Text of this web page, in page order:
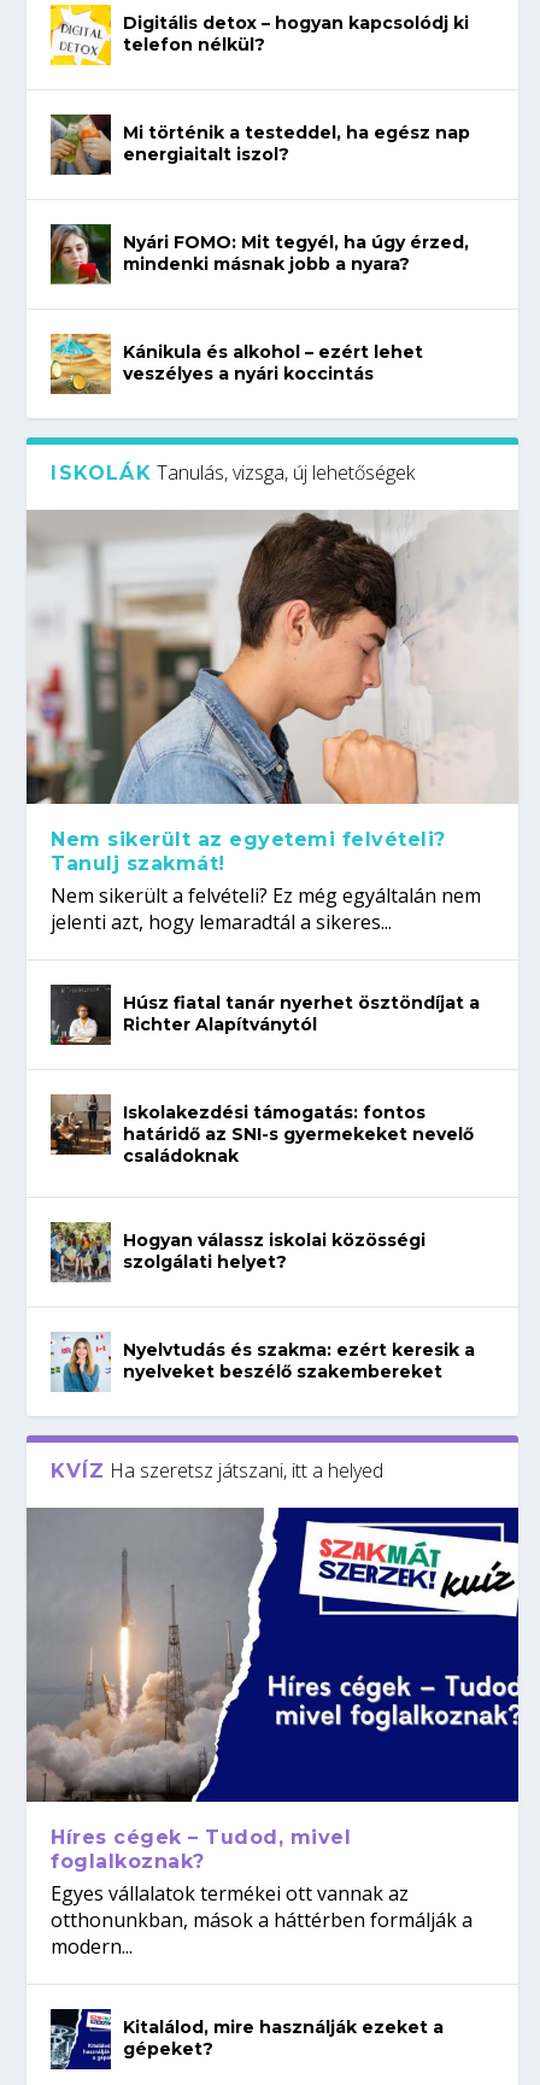
Digitális detox – hogyan kapcsolódj ki
telefon nélkül?
Mi történik a testeddel, ha egész nap
energiaitalt iszol?
Nyári FOMO: Mit tegyél, ha úgy érzed,
mindenki másnak jobb a nyara?
Kánikula és alkohol – ezért lehet
veszélyes a nyári koccintás
ISKOLÁK Tanulás, vizsga, új lehetőségek
Nem sikerült az egyetemi felvételi?
Tanulj szakmát!
Nem sikerült a felvételi? Ez még egyáltalán nem
jelenti azt, hogy lemaradtál a sikeres...
Húsz fiatal tanár nyerhet ösztöndíjat a
Richter Alapítványtól
Iskolakezdési támogatás: fontos
határidő az SNI-s gyermekeket nevelő
családoknak
Hogyan válassz iskolai közösségi
szolgálati helyet?
Nyelvtudás és szakma: ezért keresik a
nyelveket beszélő szakembereket
KVÍZ Ha szeretsz játszani, itt a helyed
Híres cégek – Tudod, mivel
foglalkoznak?
Egyes vállalatok termékei ott vannak az
otthonunkban, mások a háttérben formálják a
modern...
Kitalálod, mire használják ezeket a
gépeket?